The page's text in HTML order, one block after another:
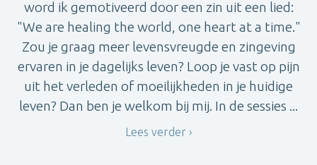
word ik gemotiveerd door een zin uit een lied:
"We are healing the world, one heart at a time."
Zou je graag meer levensvreugde en zingeving
ervaren in je dagelijks leven? Loop je vast op pijn
uit het verleden of moeilijkheden in je huidige
leven? Dan ben je welkom bij mij. In de sessies ...
Lees verder